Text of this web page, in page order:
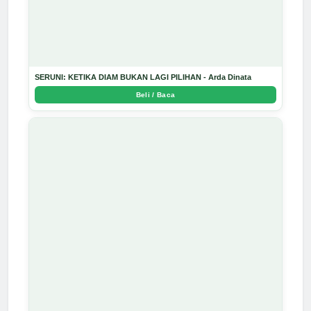
SERUNI: KETIKA DIAM BUKAN LAGI PILIHAN - Arda Dinata
Beli / Baca